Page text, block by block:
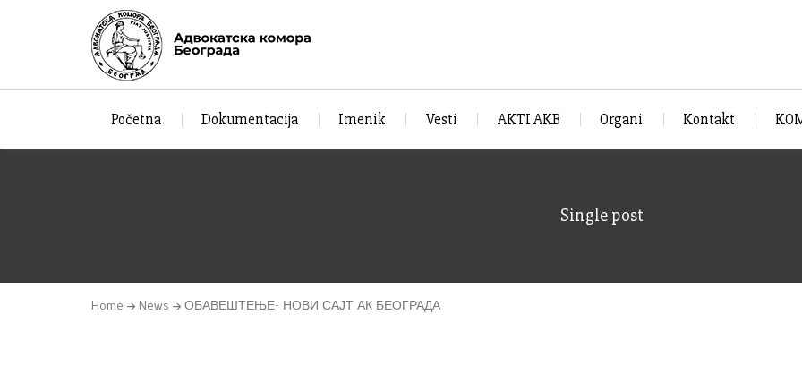
Početna Dokumentacija Imenik Vesti AKTI AKB Organi Kontakt
Single post
Home News ОБАВЕШТЕЊЕ- НОВИ САЈТ АК БЕОГРАДА